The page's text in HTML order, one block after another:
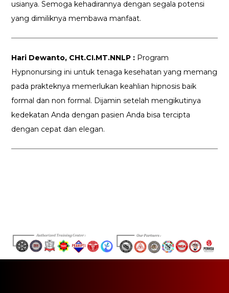
usianya. Semoga kehadirannya dengan segala potensi
yang dimiliknya membawa manfaat.
Hari Dewanto, CHt.CI.MT.NNLP : Program
Hypnonursing ini untuk tenaga kesehatan yang memang
pada prakteknya memerlukan keahlian hipnosis baik
formal dan non formal. Dijamin setelah mengikutinya
kedekatan Anda dengan pasien Anda bisa tercipta
dengan cepat dan elegan.